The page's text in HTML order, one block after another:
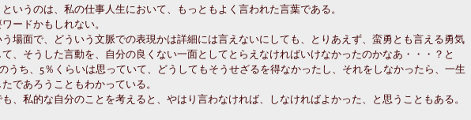
いうのは、私の仕事人生において、もっともよく言われた言葉である。
ードかもしれない。
う場面で、どういう文脈での表現かは詳細には言えないにしても、とりあえず、蛮勇とも言える勇気
て、そうした言動を、自分の良くない一面としてとらえなければいけなかったのかなあ・・・？と
うち、5％くらいは思っていて、どうしてもそうせざるを得なかったし、それをしなかったら、一生
であろうこともわかっている。
も、私的な自分のことを考えると、やはり言わなければ、しなければよかった、と思うこともある。